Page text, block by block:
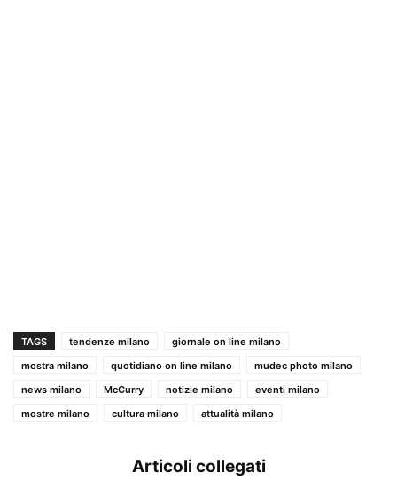
TAGS tendenze milano
giornale on line milano
mostra milano
quotidiano on line milano
mudec photo milano
news milano
McCurry notizie milano
eventi milano
mostre milano
cultura milano attualità milano
Articoli collegati